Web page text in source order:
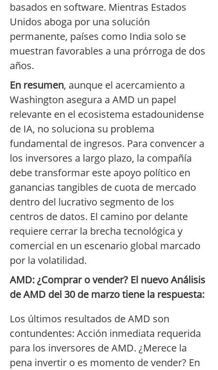
basados en software. Mientras Estados
Unidos aboga por una solución
permanente, países como India solo se
muestran favorables a una prórroga de dos
años.
En resumen, aunque el acercamiento a
Washington asegura a AMD un papel
relevante en el ecosistema estadounidense
de IA, no soluciona su problema
fundamental de ingresos. Para convencer a
los inversores a largo plazo, la compañía
debe transformar este apoyo político en
ganancias tangibles de cuota de mercado
dentro del lucrativo segmento de los
centros de datos. El camino por delante
requiere cerrar la brecha tecnológica y
comercial en un escenario global marcado
por la volatilidad.
AMD: ¿Comprar o vender? El nuevo Análisis
de AMD del 30 de marzo tiene la respuesta:
Los últimos resultados de AMD son
contundentes: Acción inmediata requerida
para los inversores de AMD. ¿Merece la
pena invertir o es momento de vender? En